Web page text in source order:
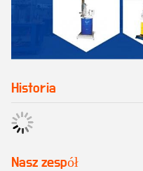
Historia
Nasz zespół